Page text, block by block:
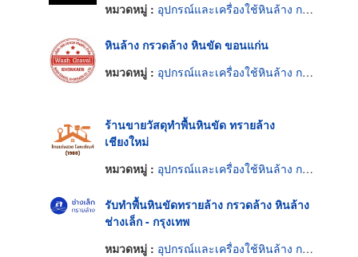
หมวดหมู่ : อุปกรณ์และเครื่องใช้หินล้าง กรวดล้าง หินขัด
หินล้าง กรวดล้าง หินขัด ขอนแก่น
หมวดหมู่ : อุปกรณ์และเครื่องใช้หินล้าง กรวดล้าง หินขัด
ร้านขายวัสดุทำพื้นหินขัด ทรายล้าง
เชียงใหม่
หมวดหมู่ : อุปกรณ์และเครื่องใช้หินล้าง กรวดล้าง หินขัด
รับทำพื้นหินขัดทรายล้าง กรวดล้าง หินล้าง
ช่างเล็ก - กรุงเทพ
หมวดหมู่ : อุปกรณ์และเครื่องใช้หินล้าง กรวดล้าง หินขัด